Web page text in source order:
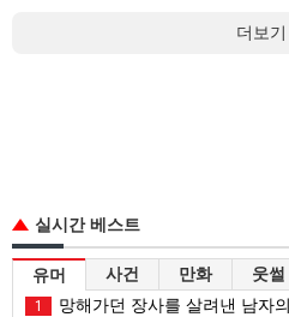
더보기
실시간 베스트
유머 사건 만화 웃썰
1 망해가던 장사를 살려낸 남자의